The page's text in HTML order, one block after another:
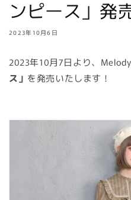
アトリエ小町
ンピース」発
2023年10月6日
2023年10月7日より、
ス」 を発売いたします！